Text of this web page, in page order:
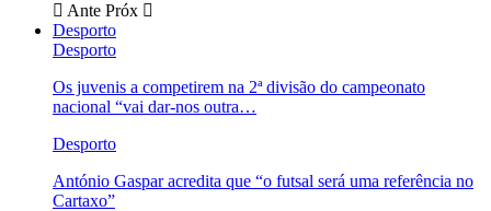
Ante Próx
Desporto
Desporto
Os juvenis a competirem na 2ª divisão do campeonato
nacional “vai dar-nos outra…
Desporto
António Gaspar acredita que “o futsal será uma referência no
Cartaxo”